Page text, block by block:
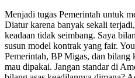
Menjadi tugas Pemerintah untuk
Diatur karena banyak sekali
keadaan tidak seimbang. Saya
susun model kontrak yang fair.
Pemerintah, BP Migas, dan
mau dipakai. Jangan standar di